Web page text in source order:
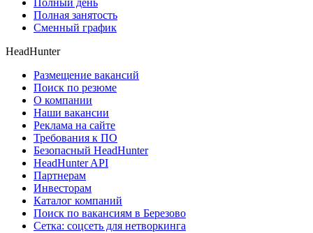
Полный день
Полная занятость
Сменный график
HeadHunter
Размещение вакансий
Поиск по резюме
О компании
Наши вакансии
Реклама на сайте
Требования к ПО
Безопасный HeadHunter
HeadHunter API
Партнерам
Инвесторам
Каталог компаний
Поиск по вакансиям в Березово
Сетка: соцсеть для нетворкинга